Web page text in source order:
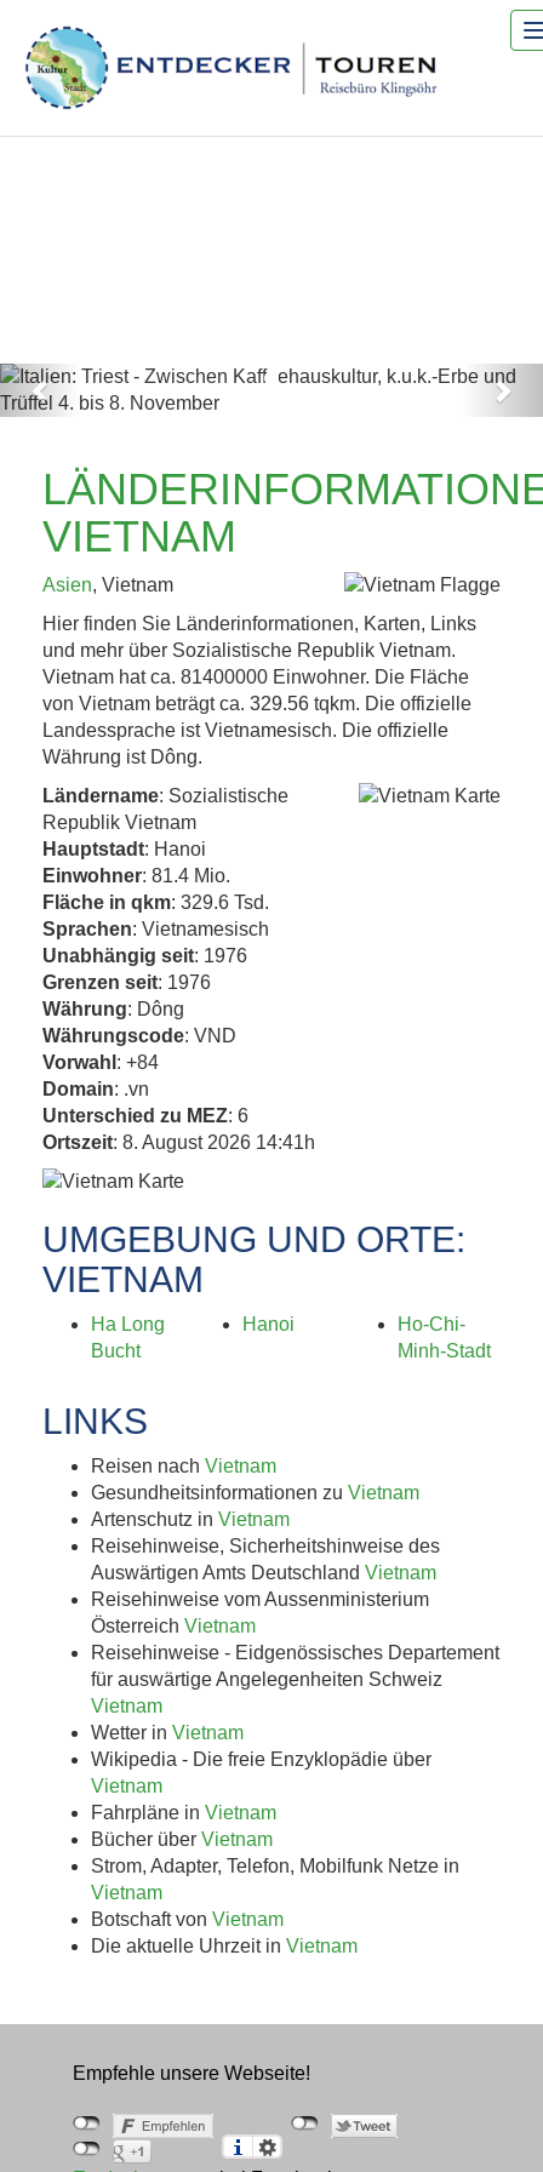
ZWISCHEN
KAFFEEHAUSKULTUR,
K.U.K.-ERBE UND
TRÜFFEL 4. BIS 8....
Jetzt entdecken!
Previous
VIETNAM
Asien, Vietnam
Hier finden Sie Länderinformationen, Karten, Links
und mehr über Sozialistische Republik Vietnam.
Vietnam hat ca. 81400000 Einwohner. Die Fläche
von Vietnam beträgt ca. 329.56 tqkm. Die offizielle
Landessprache ist Vietnamesisch. Die offizielle
Währung ist Dông.
Ländername: Sozialistische
Republik Vietnam
Hauptstadt: Hanoi
Einwohner: 81.4 Mio.
Fläche in qkm: 329.6 Tsd.
Sprachen: Vietnamesisch
Unabhängig seit: 1976
Grenzen seit: 1976
Währung: Dông
Währungscode: VND
Vorwahl : +84
Domain: .vn
Unterschied zu MEZ: 6
Ortszeit: 8. August 2026 14:41h
UMGEBUNG UND ORTE:
VIETNAM
Ha Long
Bucht
Hanoi
Ho-Chi-
Minh-Stadt
LINKS
Reisen nach Vietnam
Gesundheitsinformationen zu Vietnam
Artenschutz in Vietnam
Reisehinweise, Sicherheitshinweise des
Auswärtigen Amts Deutschland Vietnam
Reisehinweise vom Aussenministerium
Österreich Vietnam
Reisehinweise - Eidgenössisches Departement
für auswärtige Angelegenheiten Schweiz
Vietnam
Wetter in Vietnam
Wikipedia - Die freie Enzyklopädie über
Vietnam
Fahrpläne in Vietnam
Bücher über Vietnam
Strom, Adapter, Telefon, Mobilfunk Netze in
Vietnam
Botschaft von Vietnam
Die aktuelle Uhrzeit in Vietnam
Empfehle unsere Webseite!